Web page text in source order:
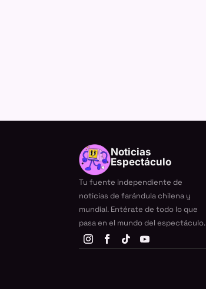
Noticias
Espectáculo
Tu fuente independiente de
noticias de farándula chilena y
mundial. Entérate de todo lo que
pasa en el mundo del espectáculo.